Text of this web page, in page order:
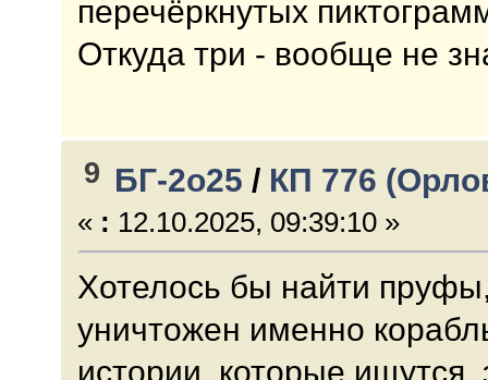
перечёркнутых
Откуда три - вообще не
9 БГ-2о25 / КП 776
« : 12.10.2025, 09:39:10 »
Хотелось бы найти
уничтожен именно
истории, которые